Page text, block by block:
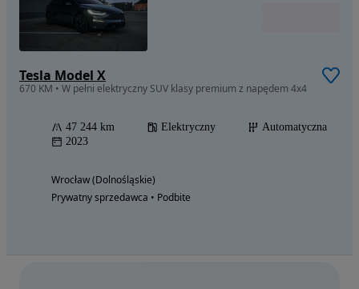
Tesla Model X
670 KM • W pełni elektryczny SUV klasy premium z napędem 4x4
47 244 km Elektryczny
Automatyczna
2023
Wrocław (Dolnośląskie)
Prywatny sprzedawca • Podbite